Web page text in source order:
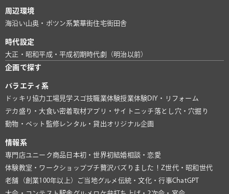
周辺環境
海沿い山奥・ポツン系繁華街住宅街田舎
時代設定
大正・昭和平成・平成初期時代劇（明治以前）
企画で探す
バラエティ系
ドッキリ協力 工場見学 スゴ技職業体験授業体験 DIY・リフォーム
デカ盛り・大食い密着取材アプリ・サイト ニッチ落とし穴・穴掘り
動物・ペット 監修 レンタル・貸出オリジナル企画
情報系
専門店ユニーク商品 日本初・世界初結婚相談・恋愛
体験教室・ワークショッププチ贅沢バズりました！ Z世代・昭和世代
老舗（創業100年以上）
ご当地グルメ 伝統・文化・行事ChatGPT